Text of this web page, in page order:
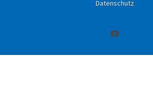
Datenschutz
YouTube